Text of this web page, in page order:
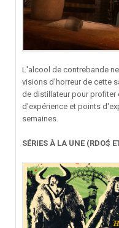
L'alcool de contrebande
visions d'horreur de cette
de distillateur pour
d'expérience et points
semaines.
SÉRIES À LA UNE (RDO$